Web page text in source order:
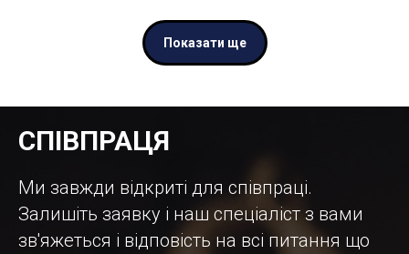
Показати ще
СПІВПРАЦЯ
Ми завжди відкриті для співпраці.
Залишіть заявку і наш спеціаліст з вами
зв'яжеться і відповість на всі питання що